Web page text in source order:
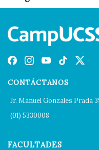
CONTÁCTANOS
Jr. Manuel Gonzales Prada
(01) 5330008
FACULTADES